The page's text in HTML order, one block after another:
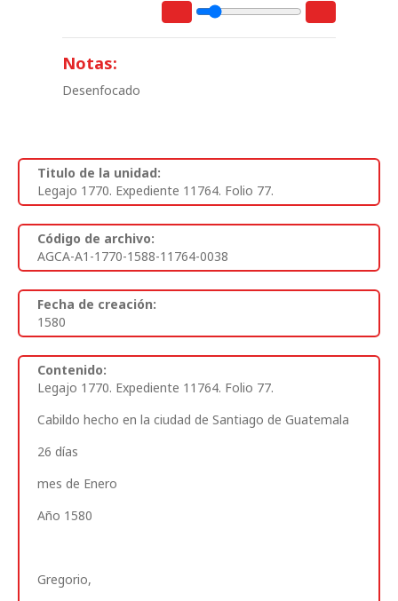
Notas:
Desenfocado
Titulo de la unidad:
Legajo 1770. Expediente 11764. Folio 77.
Código de archivo:
AGCA-A1-1770-1588-11764-0038
Fecha de creación:
1580
Contenido:
Legajo 1770. Expediente 11764. Folio 77.
Cabildo hecho en la ciudad de Santiago de Guatemala
26 días
mes de Enero
Año 1580
Gregorio,